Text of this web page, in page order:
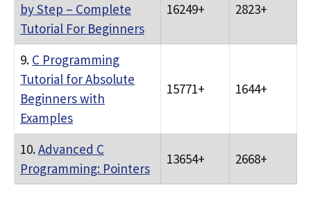
by Step – Complete
Tutorial For Beginners
16249+ 2823+
9. C Programming
Tutorial for Absolute
Beginners with
Examples
15771+ 1644+
10.Advanced C
Programming: Pointers
13654+ 2668+